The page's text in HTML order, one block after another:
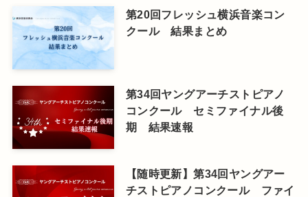
第20回フレッシュ横浜音楽コン
クール 結果まとめ
第34回ヤングアーチストピアノ
コンクール セミファイナル後
期 結果速報
【随時更新】第34回ヤングアー
チストピアノコンクール ファイ